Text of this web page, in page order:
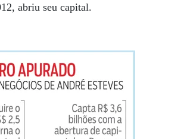
abriu seu capital.